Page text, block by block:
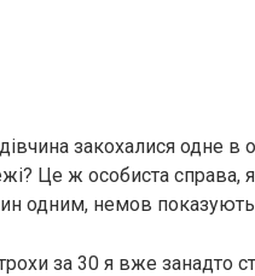
закохалися одне
Це ж особиста справа,
одним, немов показують
за 30 я вже занадто